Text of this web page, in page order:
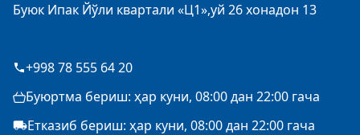
Буюк Ипак Йўли квартали «Ц1»,уй 26 хонадон 13
+998 78 555 64 20
Буюртма бериш: ҳар куни, 08:00 дан 22:00 гача
Етказиб бериш: ҳар куни, 08:00 дан 22:00 гача